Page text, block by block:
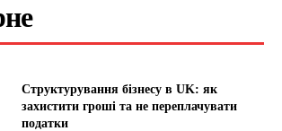
Структурування бізнесу в UK: як
захистити гроші та не переплачувати
податки